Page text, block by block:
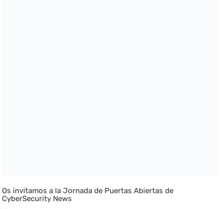
Os invitamos a la Jornada de Puertas Abiertas de
CyberSecurity News